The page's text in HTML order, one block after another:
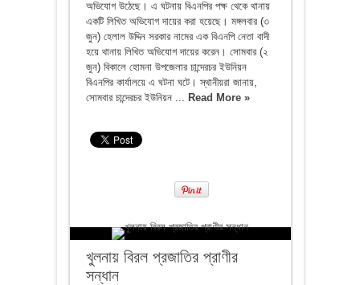
অভিযোগ উঠেছে। এ ঘটনায় বিএনপির পক্ষ থেকে থানায়
একটি লিখিত অভিযোগ দায়ের করা হয়েছে। মঙ্গলবার (৩
জুন) হেলাল উদ্দিন সরকার নামের এক বিএনপি নেতা বাদী
হয়ে থানায় লিখিত অভিযোগ দায়ের করেন। সোমবার (২
জুন) বিকালে হোমনা উপজেলার চান্দেরচর ইউনিয়ন
বিএনপির কার্যালয়ে এ ঘটনা ঘটে। স্থানীয়রা জানায়,
সোমবার চান্দেরচর ইউনিয়ন ... Read More »
খুলনায় বিরল প্রজাতির প্রাণীর
সন্ধান